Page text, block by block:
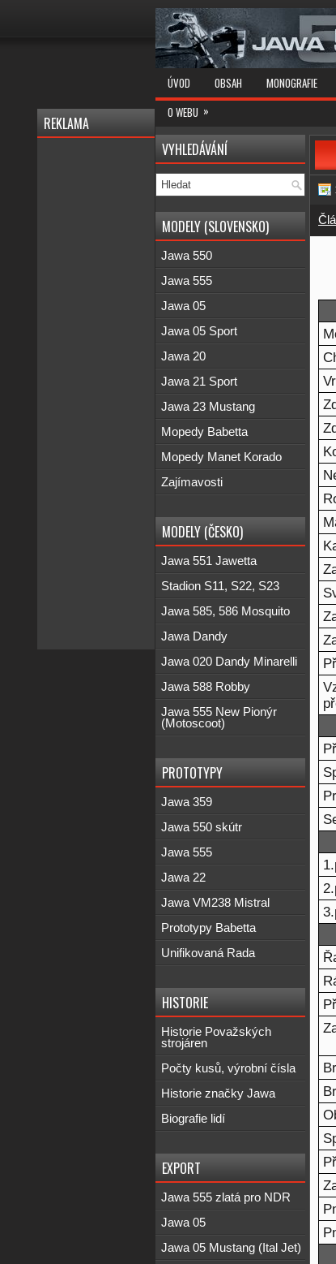
ÚVOD OBSAH MONOGRAFIE
O WEBU »
REKLAMA
VYHLEDÁVÁNÍ
MODELY (SLOVENSKO)
Jawa 550
Jawa 555
Jawa 05
Jawa 05 Sport
Jawa 20
Jawa 21 Sport
Jawa 23 Mustang
Mopedy Babetta
Mopedy Manet Korado
Zajímavosti
MODELY (ČESKO)
Jawa 551 Jawetta
Stadion S11, S22, S23
Jawa 585, 586 Mosquito
Jawa Dandy
Jawa 020 Dandy Minarelli
Jawa 588 Robby
Jawa 555 New Pionýr
(Motoscoot)
PROTOTYPY
Jawa 359
Jawa 550 skútr
Jawa 555
Jawa 22
Jawa VM238 Mistral
Prototypy Babetta
Unifikovaná Rada
HISTORIE
Historie Považských
strojáren
Počty kusů, výrobní čísla
Historie značky Jawa
Biografie lidí
EXPORT
Jawa 555 zlatá pro NDR
Jawa 05
Jawa 05 Mustang (Ital Jet)